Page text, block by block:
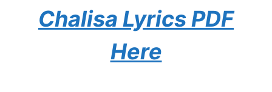
Chalisa Lyrics PDF
Here